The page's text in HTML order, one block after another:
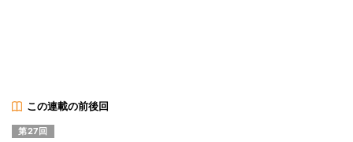
この連載の前後回
第27回